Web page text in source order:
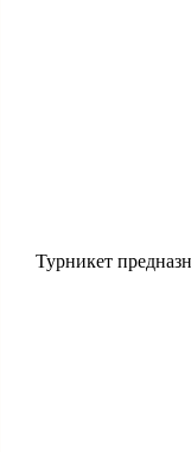
Турникет